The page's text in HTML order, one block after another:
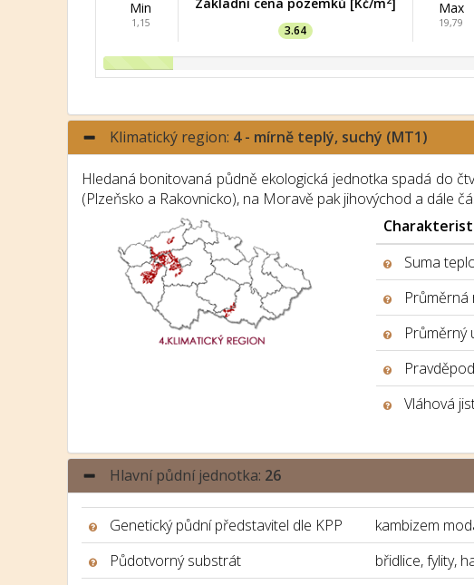
Min
1,15 3.64
Max
19,79
Klimatický region: 4 - mírně teplý, suchý (MT1)
Hledaná bonitovaná půdně ekologická jednotka spadá do
(Plzeňsko a Rakovnicko), na Moravě pak jihovýchod a dále
Suma
Průměrná
Průměrný
Vláhová
Hlavní půdní jednotka: 26
Genetický půdní představitel dle KPP
kambizem
Půdotvorný substrát
břidlice, fylity,